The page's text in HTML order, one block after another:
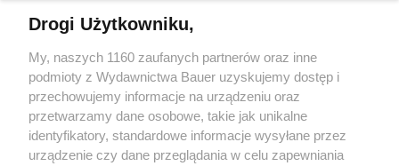
Drogi Użytkowniku,
My, naszych 1160 zaufanych partnerów oraz inne
podmioty z Wydawnictwa Bauer uzyskujemy dostęp i
przechowujemy informacje na urządzeniu oraz
przetwarzamy dane osobowe, takie jak unikalne
identyfikatory, standardowe informacje wysyłane przez
urządzenie czy dane przeglądania w celu zapewniania